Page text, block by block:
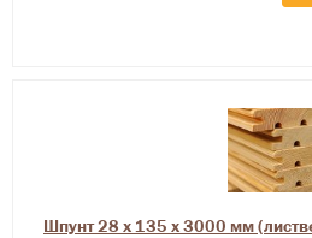
Шпунт 28 х 135 х 3000 мм